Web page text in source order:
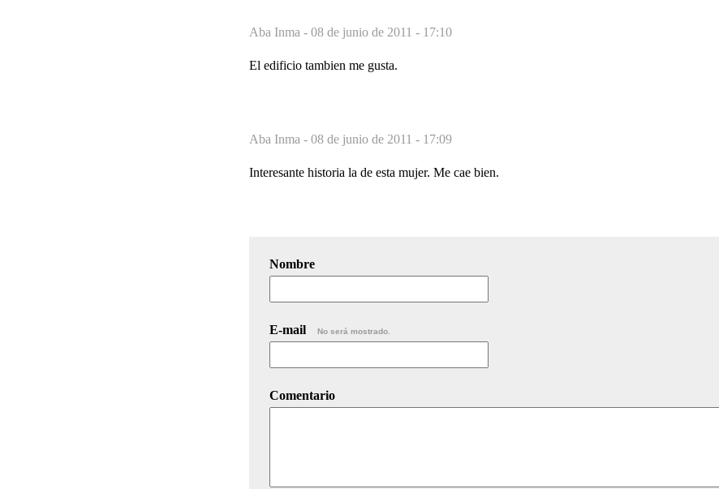
Aba Inma - 08 de junio de 2011 - 17:10
El edificio tambien me gusta.
Aba Inma - 08 de junio de 2011 - 17:09
Interesante historia la de esta mujer. Me cae bien.
Nombre
E-mail No será mostrado.
Comentario